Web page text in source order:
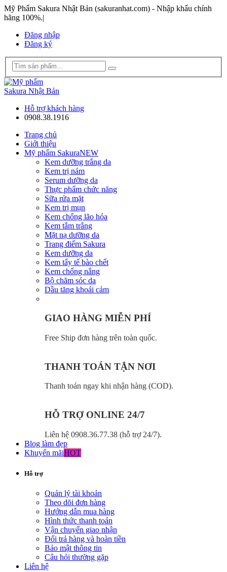
Mỹ Phẩm Sakura Nhật Bản (sakuranhat.com) - Nhập khẩu chính
hãng 100%.|
Đăng nhập
Đăng ký
Hỗ trợ khách hàng
0908.38.1916
Trang chủ
Giới thiệu
Mỹ phẩm SakuraNEW
Kem dưỡng trắng da
Kem trị nám
Serum dưỡng da
Thực phẩm chức năng
Sữa rửa mặt
Kem trị mụn
Kem chống lão hóa
Kem tắm trắng
Mặt nạ dưỡng da
Trang điểm Sakura
Kem dưỡng da
Kem tẩy tế bào chết
Kem chống nắng
Bộ chăm sóc da
Dầu tăng khoái cảm
GIAO HÀNG MIỄN PHÍ
Free Ship đơn hàng trên toàn quốc.
THANH TOÁN TẬN NƠI
Thanh toán ngay khi nhận hàng (COD).
HỖ TRỢ ONLINE 24/7
Liên hệ 0908.36.77.38 (hỗ trợ 24/7).
Blog làm đẹp
Khuyến mãiHOT
Hỗ trợ
Quản lý tài khoản
Theo dõi đơn hàng
Hướng dẫn mua hàng
Hình thức thanh toán
Vận chuyển giao nhận
Đổi trả hàng và hoàn tiền
Bảo mật thông tin
Câu hỏi thường gặp
Liên hệ